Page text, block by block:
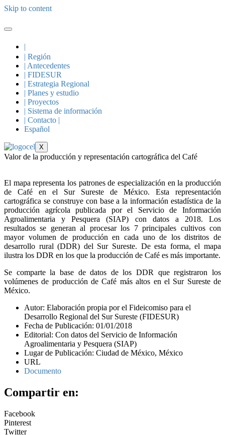
Skip to content
|
| Región
| Antecedentes
| FIDESUR
| Estrategia Regional
| Planes y estudio
| Proyectos
| Sistema de información
| Contacto |
Español
X
Valor de la producción y representación cartográfica del Café
El mapa representa los patrones de especialización en la producción
de Café en el Sur Sureste de México. Esta representación
cartográfica se construye con base a la información estadística de la
producción agrícola publicada por el Servicio de Información
Agroalimentaria y Pesquera (SIAP) con datos a 2018. Los
resultados se generan al procesar los 7 principales cultivos con
mayor volumen de producción en cada uno de los distritos de
desarrollo rural (DDR) del Sur Sureste. De esta forma, el mapa
ilustra los DDR en los que la producción de Café es más importante.
Se comparte la base de datos de los DDR que registraron los
volúmenes de producción de Café más altos en el Sur Sureste de
México.
Autor: Elaboración propia por el Fideicomiso para el
Desarrollo Regional del Sur Sureste (FIDESUR)
Fecha de Publicación: 01/01/2018
Editorial: Con datos del Servicio de Información
Agroalimentaria y Pesquera (SIAP)
Lugar de Publicación: Ciudad de México, México
URL
Documento
Compartir en:
Facebook
Pinterest
Twitter